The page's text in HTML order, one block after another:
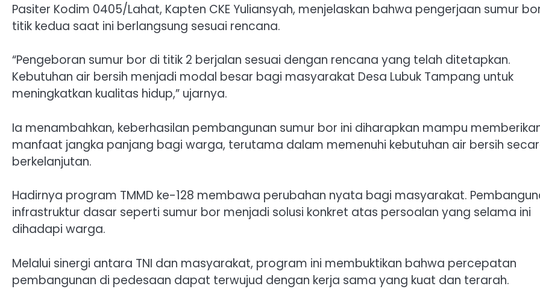
Pasiter Kodim 0405/Lahat, Kapten CKE Yuliansyah, menjelaskan bahwa pengerjaan sumur
titik kedua saat ini berlangsung sesuai rencana.
“Pengeboran sumur bor di titik 2 berjalan sesuai dengan rencana yang telah ditetapkan.
Kebutuhan air bersih menjadi modal besar bagi masyarakat Desa Lubuk Tampang untuk
meningkatkan kualitas hidup,” ujarnya.
Ia menambahkan, keberhasilan pembangunan sumur bor ini diharapkan mampu
manfaat jangka panjang bagi warga, terutama dalam memenuhi kebutuhan air bersih
berkelanjutan.
Hadirnya program TMMD ke-128 membawa perubahan nyata bagi masyarakat.
infrastruktur dasar seperti sumur bor menjadi solusi konkret atas persoalan yang selama ini
dihadapi warga.
Melalui sinergi antara TNI dan masyarakat, program ini membuktikan bahwa percepatan
pembangunan di pedesaan dapat terwujud dengan kerja sama yang kuat dan terarah.